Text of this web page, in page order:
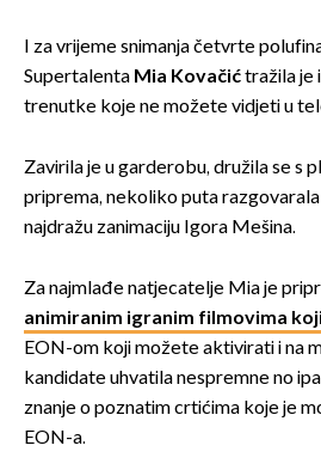
I za vrijeme snimanja četvrte
Supertalenta Mia Kovačićtražila je
trenutke koje ne možete vidjeti u
Zavirila je u garderobu, družila se s
priprema, nekoliko puta
najdražu zanimaciju Igora Mešina.
Za najmlađe natjecatelje Mia je
animiranim igranim filmovima
EON-om koji možete aktivirati i na
kandidate uhvatila nespremne no
znanje o poznatim crtićima koje je
EON-a.